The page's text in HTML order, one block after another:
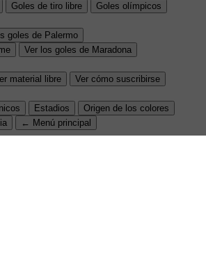
Goles de tiro libre
Goles olímpicos
goles de Palermo
Ver los goles de Maradona
material libre
Ver cómo suscribirse
Estadios
Origen de los colores
← Menú principal